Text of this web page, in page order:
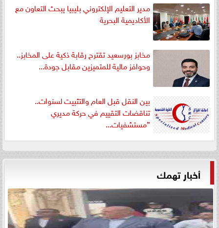
مدير التعليم الإلكتروني بليبيا يبحث التعاون مع
الأكاديمية البحرية
مخابز بورسعيد تقترح رقابة ذكية على المخابز..
وحوافز مالية للمتميزين مقابل جودة...
بين النقل قبل العام والتثبيت لسنوات..
تناقضات التقييم في حركة مديري
”مستشفيات...
أخبار تهمك